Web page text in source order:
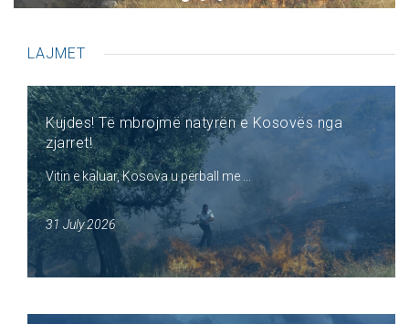
LAJMET
Kujdes! Të mbrojmë natyrën e Kosovës nga
zjarret!
Vitin e kaluar, Kosova u përball me ...
31 July 2026